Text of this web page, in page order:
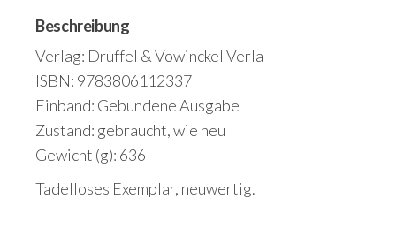
Beschreibung
Verlag: Druffel & Vowinckel Verla
ISBN: 9783806112337
Einband: Gebundene Ausgabe
Zustand: gebraucht, wie neu
Gewicht (g): 636
Tadelloses Exemplar, neuwertig.